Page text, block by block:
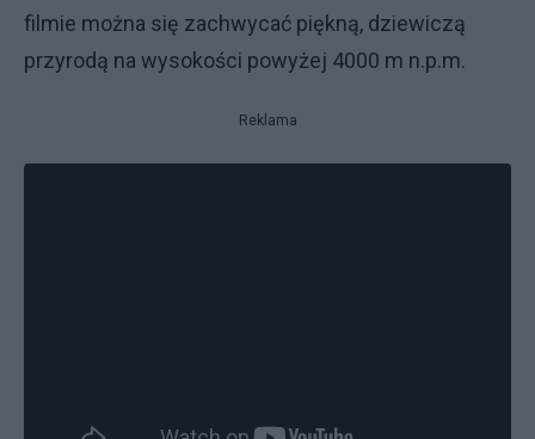
filmie można się zachwycać piękną, dziewiczą
przyrodą na wysokości powyżej 4000 m n.p.m.
Reklama